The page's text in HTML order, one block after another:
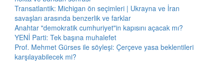
Transatlantik: Michigan ön seçimleri | Ukrayna ve İran
savaşları arasında benzerlik ve farklar
Anahtar "demokratik cumhuriyet"in kapısını açacak mı?
YENİ Parti: Tek başına muhalefet
Prof. Mehmet Gürses ile söyleşi: Çerçeve yasa beklentileri
karşılayabilecek mi?